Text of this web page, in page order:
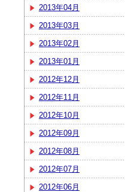
2013年04月
2013年03月
2013年02月
2013年01月
2012年12月
2012年11月
2012年10月
2012年09月
2012年08月
2012年07月
2012年06月